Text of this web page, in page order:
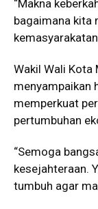
“Makna
bagaimana kita
Wakil Wali Kota
menyampaikan
memperkuat
pertumbuhan
“Semoga
kesejahteraan.
tumbuh agar